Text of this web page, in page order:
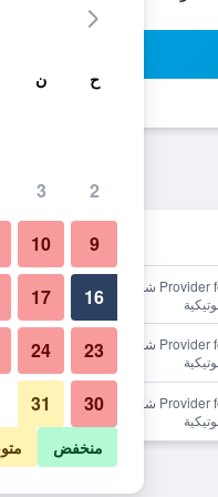
Provider for شقق فيرسيس الفندقية
Provider for شقق فيرسيس الفندقية
Provider for شقق فيرسيس الفندقية
ح ن
2
3
9
10
16
17
23
24
30
31
منخفض